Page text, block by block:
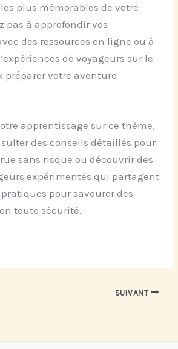
plus mémorables de votre
pas à approfondir vos
des ressources en ligne ou à
de voyageurs sur le
préparer votre aventure
apprentissage sur ce thème,
des conseils détaillés pour
sans risque ou découvrir des
expérimentés qui partagent
pour savourer des
toute sécurité.
SUIVANT